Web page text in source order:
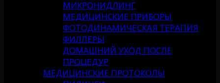
МИКРОНИДЛИНГ
МЕДИЦИНСКИЕ ПРИБОРЫ
ФОТОДИНАМИЧЕСКАЯ ТЕРАПИЯ
ФИЛЛЕРЫ
ДОМАШНИЙ УХОД ПОСЛЕ
ПРОЦЕДУР
МЕДИЦИНСКИЕ ПРОТОКОЛЫ